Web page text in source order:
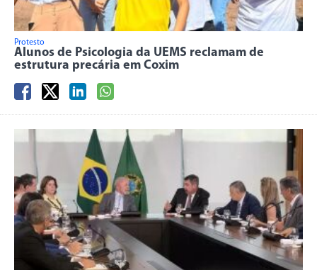
Protesto
Alunos de Psicologia da UEMS reclamam de
estrutura precária em Coxim